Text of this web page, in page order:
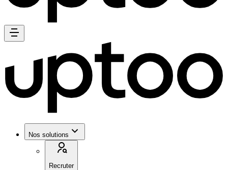
Nos solutions
Recruter